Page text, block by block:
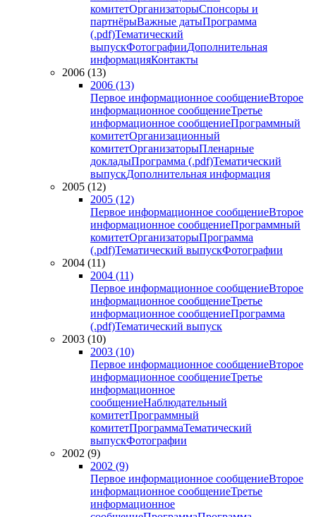
комитетОрганизаторыСпонсоры и
партнёрыВажные датыПрограмма
(.pdf)Тематический
выпускФотографииДополнительная
информацияКонтакты
2006 (13)
2006 (13)
Первое информационное сообщениеВторое
информационное сообщениеТретье
информационное сообщениеПрограммный
комитетОрганизационный
комитетОрганизаторыПленарные
докладыПрограмма (.pdf)Тематический
выпускДополнительная информация
2005 (12)
2005 (12)
Первое информационное сообщениеВторое
информационное сообщениеПрограммный
комитетОрганизаторыПрограмма
(.pdf)Тематический выпускФотографии
2004 (11)
2004 (11)
Первое информационное сообщениеВторое
информационное сообщениеТретье
информационное сообщениеПрограмма
(.pdf)Тематический выпуск
2003 (10)
2003 (10)
Первое информационное сообщениеВторое
информационное сообщениеТретье
информационное
сообщениеНаблюдательный
комитетПрограммный
комитетПрограммаТематический
выпускФотографии
2002 (9)
2002 (9)
Первое информационное сообщениеВторое
информационное сообщениеТретье
информационное